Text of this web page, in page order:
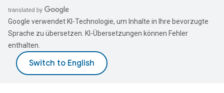
Google verwendet KI-Technologie, um Inhalte in Ihre bevorzugte
Sprache zu übersetzen. KI-Übersetzungen können Fehler
enthalten.